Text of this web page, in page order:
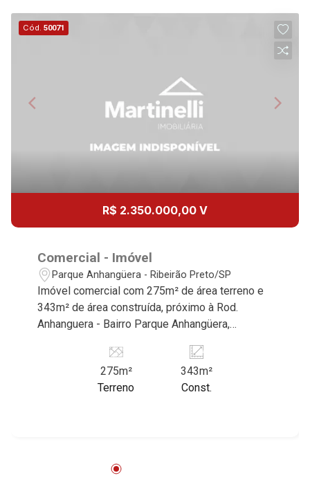
Continuar
Cód.50071
R$ 2.350.000,00 V
Comercial - Imóvel
Parque Anhangüera - Ribeirão Preto/SP
Imóvel comercial com 275m² de área terreno e
343m² de área construída, próximo à Rod.
Anhanguera - Bairro Parque Anhangüera,
deste imóvel que a Martinelli Imobiliária
selecionou para você: - 275m² de área terreno e
343m² de área construída - 5 salões Martinelli
residenciais e comerciais nos bairros mais
275m²
Terreno
343m²
Const.